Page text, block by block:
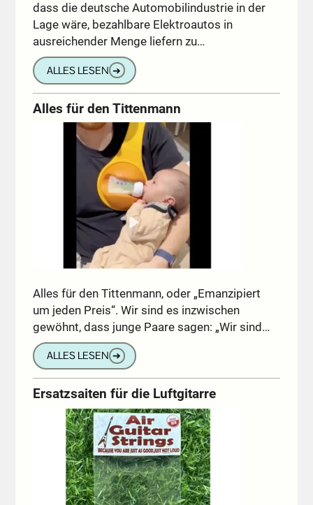
dass die deutsche Automobilindustrie in der
Lage wäre, bezahlbare Elektroautos in
ausreichender Menge liefern zu…
ALLES LESEN ➔
Alles für den Tittenmann
Alles für den Tittenmann, oder „Emanzipiert
um jeden Preis“. Wir sind es inzwischen
gewöhnt, dass junge Paare sagen: „Wir sind…
ALLES LESEN ➔
Ersatzsaiten für die Luftgitarre